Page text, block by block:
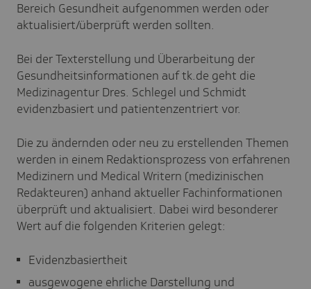
Bereich Gesundheit aufgenommen werden oder
aktualisiert/überprüft werden sollten.
Bei der Texterstellung und Überarbeitung der
Gesundheitsinformationen auf tk.de geht die
Medizinagentur Dres. Schlegel und Schmidt
evidenzbasiert und patientenzentriert vor.
Die zu ändernden oder neu zu erstellenden Themen
werden in einem Redaktionsprozess von erfahrenen
Medizinern und Medical Writern (medizinischen
Redakteuren) anhand aktueller Fachinformationen
überprüft und aktualisiert. Dabei wird besonderer
Wert auf die folgenden Kriterien gelegt:
Evidenzbasiertheit
ausgewogene ehrliche Darstellung und